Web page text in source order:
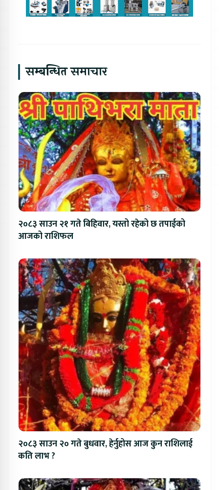
सम्बन्धित समाचार
२०८३ साउन २१ गते बिहिवार, यस्तो रहेको छ तपाईको
आजको राशिफल
२०८३ साउन २० गते बुधवार, हेर्नुहोस आज कुन राशिलाई
कति लाभ ?